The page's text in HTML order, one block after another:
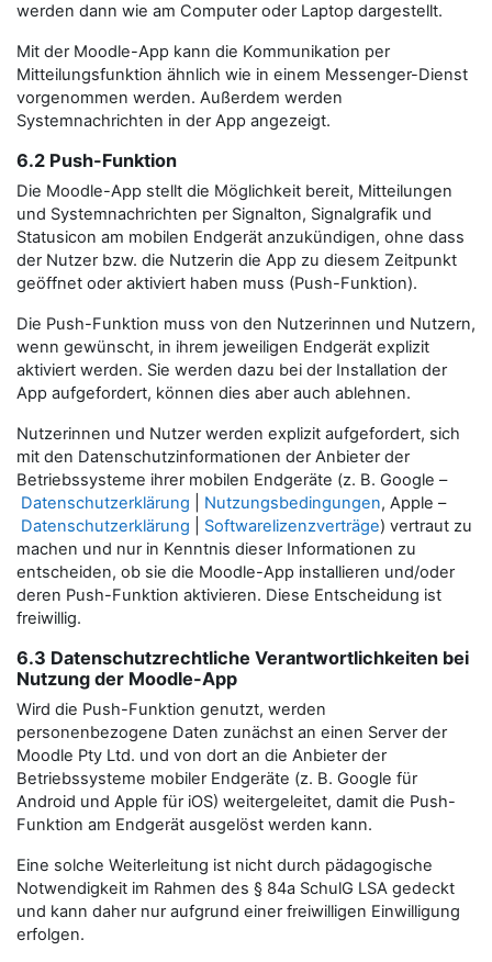
werden dann wie am Computer oder Laptop dargestellt.
Mit der Moodle-App kann die Kommunikation per
Mitteilungsfunktion ähnlich wie in einem Messenger-Dienst
vorgenommen werden. Außerdem werden
Systemnachrichten in der App angezeigt.
6.2 Push-Funktion
Die Moodle-App stellt die Möglichkeit bereit, Mitteilungen
und Systemnachrichten per Signalton, Signalgrafik und
Statusicon am mobilen Endgerät anzukündigen, ohne dass
der Nutzer bzw. die Nutzerin die App zu diesem Zeitpunkt
geöffnet oder aktiviert haben muss (Push-Funktion).
Die Push-Funktion muss von den Nutzerinnen und Nutzern,
wenn gewünscht, in ihrem jeweiligen Endgerät explizit
aktiviert werden. Sie werden dazu bei der Installation der
App aufgefordert, können dies aber auch ablehnen.
Nutzerinnen und Nutzer werden explizit aufgefordert, sich
mit den Datenschutzinformationen der Anbieter der
Betriebssysteme ihrer mobilen Endgeräte (z. B. Google –
Datenschutzerklärung
Nutzungsbedingungen, Apple –
Datenschutzerklärung
Softwarelizenzverträge) vertraut zu
machen und nur in Kenntnis dieser Informationen zu
entscheiden, ob sie die Moodle-App installieren und/oder
deren Push-Funktion aktivieren. Diese Entscheidung ist
freiwillig.
6.3 Datenschutzrechtliche Verantwortlichkeiten bei
Nutzung der Moodle-App
Wird die Push-Funktion genutzt, werden
personenbezogene Daten zunächst an einen Server der
Moodle Pty Ltd. und von dort an die Anbieter der
Betriebssysteme mobiler Endgeräte (z. B. Google für
Android und Apple für iOS) weitergeleitet, damit die Push-
Funktion am Endgerät ausgelöst werden kann.
Eine solche Weiterleitung ist nicht durch pädagogische
Notwendigkeit im Rahmen des § 84a SchulG LSA gedeckt
und kann daher nur aufgrund einer freiwilligen Einwilligung
erfolgen.